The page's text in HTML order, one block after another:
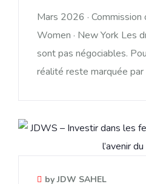
Mars 2026 ·
Women · New York Les
sont pas négociables.
réalité reste marquée
by JDW SAHEL